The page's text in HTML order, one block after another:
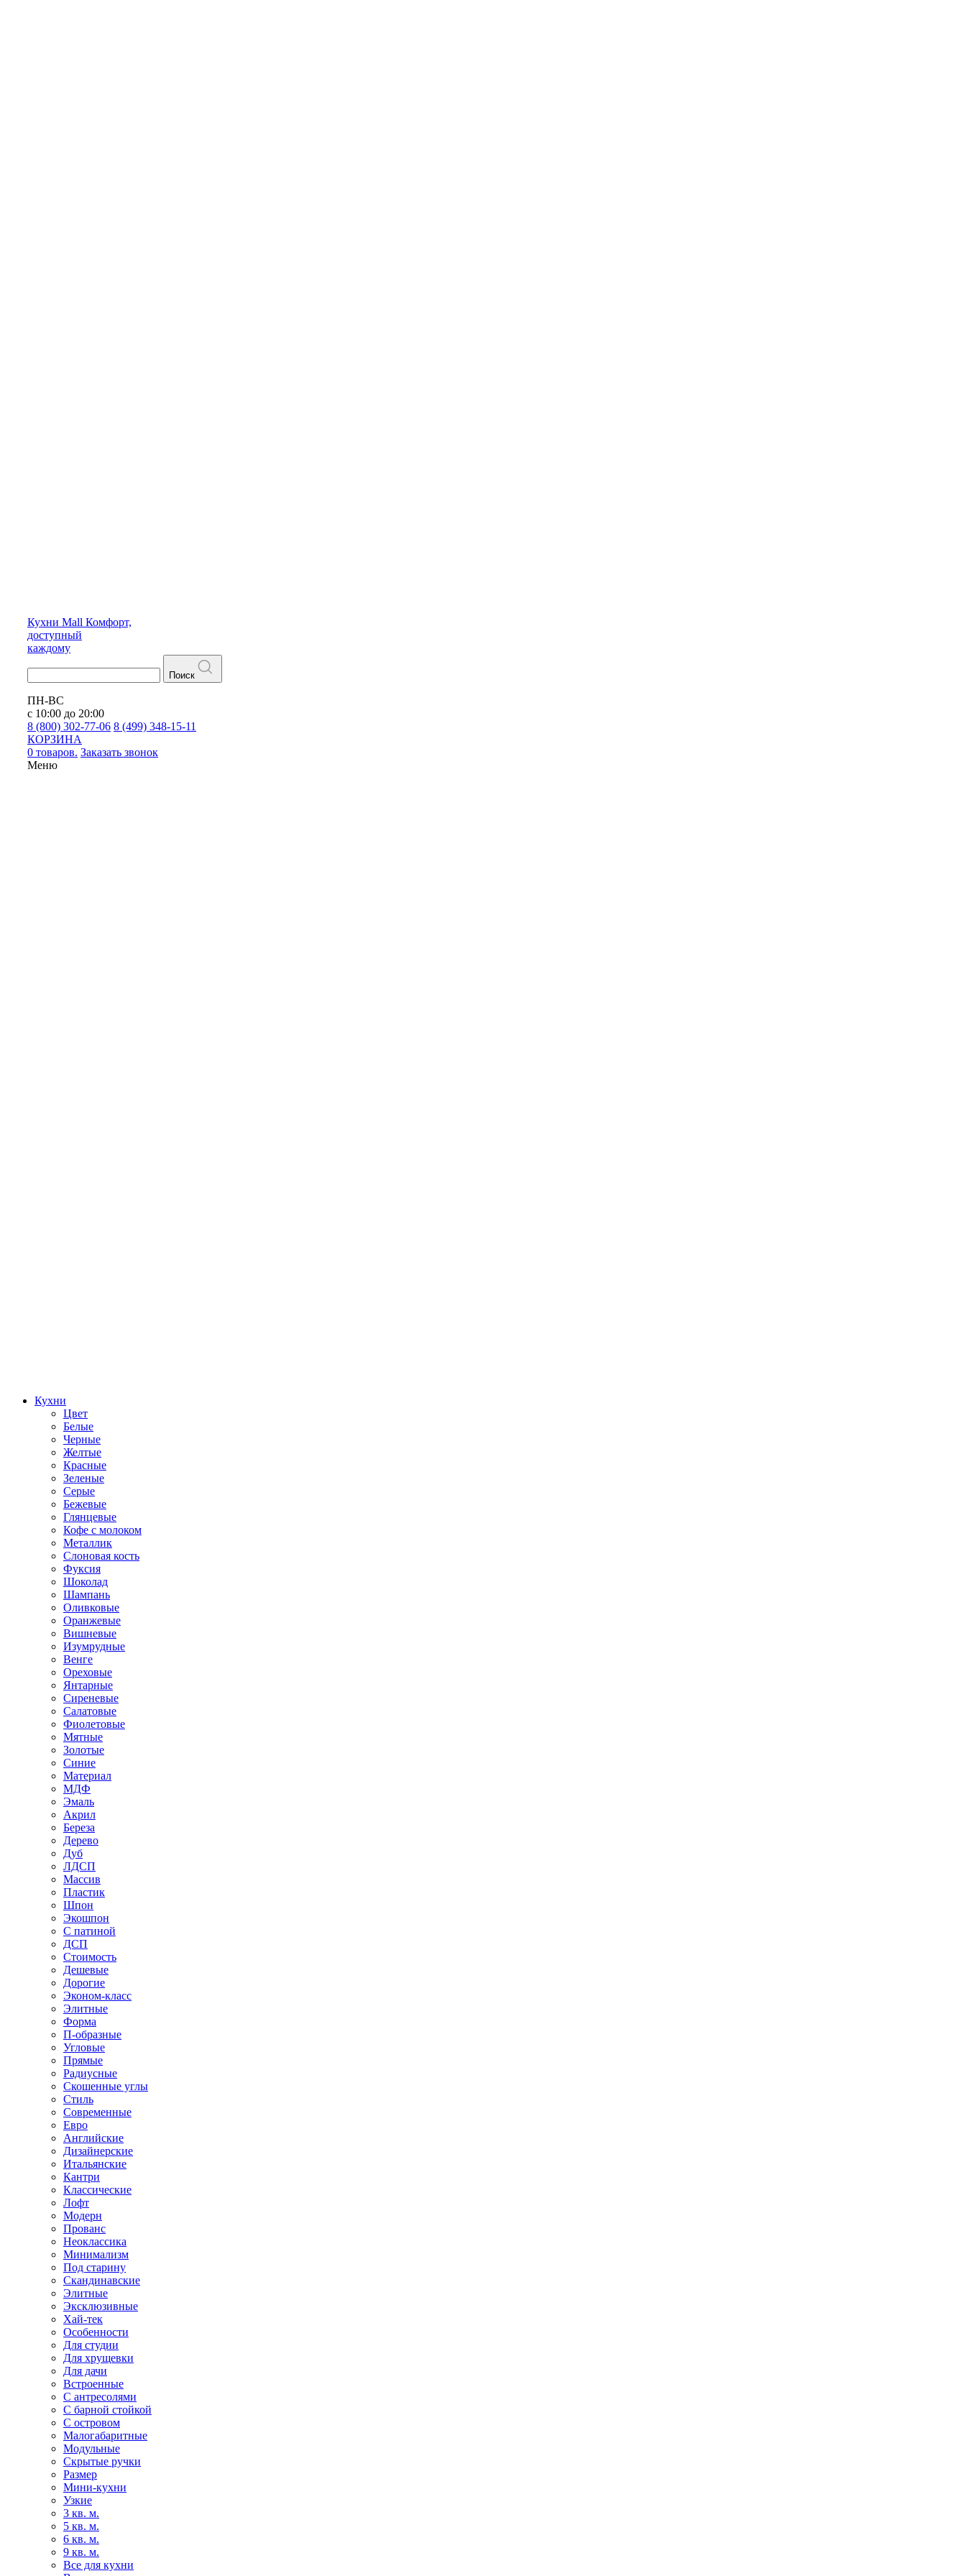
Кухни Mall Комфорт,
доступный
каждому
Поиск
ПН-ВС
с 10:00 до 20:00
8 (800) 302-77-06 8 (499) 348-15-11
КОРЗИНА
0 товаров. Заказать звонок
Меню
Кухни
Цвет
Белые
Черные
Желтые
Красные
Зеленые
Серые
Бежевые
Глянцевые
Кофе с молоком
Металлик
Слоновая кость
Фуксия
Шоколад
Шампань
Оливковые
Оранжевые
Вишневые
Изумрудные
Венге
Ореховые
Янтарные
Сиреневые
Салатовые
Фиолетовые
Мятные
Золотые
Синие
Материал
МДФ
Эмаль
Акрил
Береза
Дерево
Дуб
ЛДСП
Массив
Пластик
Шпон
Экошпон
С патиной
ДСП
Стоимость
Дешевые
Дорогие
Эконом-класс
Элитные
Форма
П-образные
Угловые
Прямые
Радиусные
Скошенные углы
Стиль
Современные
Евро
Английские
Дизайнерские
Итальянские
Кантри
Классические
Лофт
Модерн
Прованс
Неоклассика
Минимализм
Под старину
Скандинавские
Элитные
Эксклюзивные
Хай-тек
Особенности
Для студии
Для хрущевки
Для дачи
Встроенные
С антресолями
С барной стойкой
С островом
Малогабаритные
Модульные
Скрытые ручки
Размер
Мини-кухни
Узкие
3 кв. м.
5 кв. м.
6 кв. м.
9 кв. м.
Все для кухни